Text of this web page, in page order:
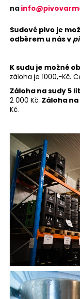
na
Sudové pivo je
odběrem u nás v
K sudu je možné
záloha je 1000,-Kč.
Záloha na sudy 5
2 000 Kč. Záloha
Kč.
b
u
j
e
e
n
a
j
t
?
D
p
o
r
u